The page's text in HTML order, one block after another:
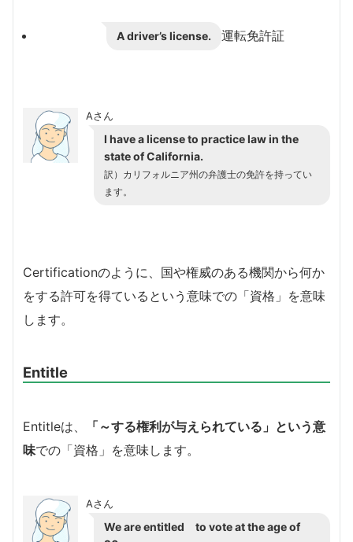
A driver’s license. 運転免許証
Aさん
I have a license to practice law in the
state of California.
訳）カリフォルニア州の弁護士の免許を持ってい
ます。
Certificationのように、国や権威のある機関から何か
をする許可を得ているという意味での「資格」を意味
します。
Entitle
Entitleは、
「～する権利が与えられている」という意
味での「資格」を意味します。
Aさん
We are entitled to vote at the age of